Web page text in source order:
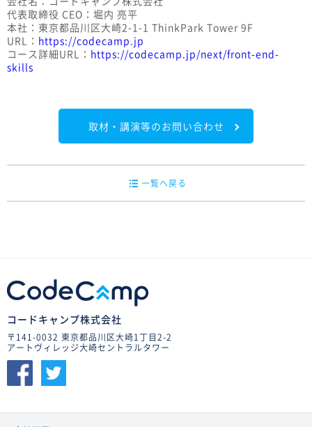
代表取締役 CEO：堀内 亮平
本社：東京都品川区大崎2-1-1 ThinkPark Tower 9F
URL： https://codecamp.jp
コース詳細URL： https://codecamp.jp/next/front-end-
skills
取材・講演等のお問い合わせ
一覧へ戻る
コードキャンプ株式会社
〒141-0032 東京都品川区大崎1丁目2-2
アートヴィレッジ大崎セントラルタワー